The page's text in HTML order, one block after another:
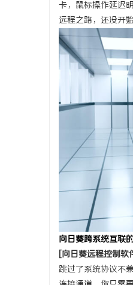
卡，鼠标操作延迟
远程之路，还没开
向日葵跨系统互联
[向日葵远程控制软
跳过了系统协议不